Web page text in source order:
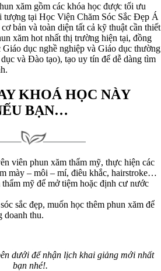
xăm gồm các khóa học được tối ưu
tượng tại Học Viện Chăm Sóc Sắc Đẹp Á
bản và toàn diện tất cả kỹ thuật cần thiết
xăm hot nhất thị trường hiện tại, đồng
dục nghề nghiệp và Giáo dục thường
và Đào tạo), tạo uy tín để dễ dàng tìm
KHOÁ HỌC NÀY
BẠN…
viên phun xăm thẩm mỹ, thực hiện các
mày – môi – mí, điêu khắc, hairstroke…
mỹ để mở tiệm hoặc định cư nước
sắc đẹp, muốn học thêm phun xăm để
doanh thu.
dưới để nhận lịch khai giảng mới nhất
bạn nhé!.